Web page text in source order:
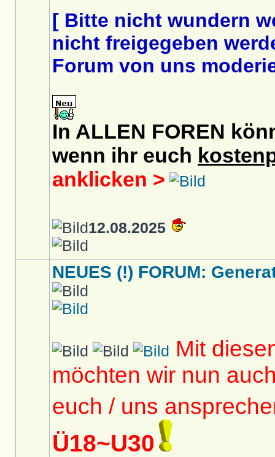
[ Bitte nicht wundern
nicht freigegeben
Forum von uns
In ALLEN FOREN
wenn ihr euch
anklicken >
12.08.2025
NEUES (!) FORUM:
Mit
möchten wir nun
euch / uns
Ü18~U30